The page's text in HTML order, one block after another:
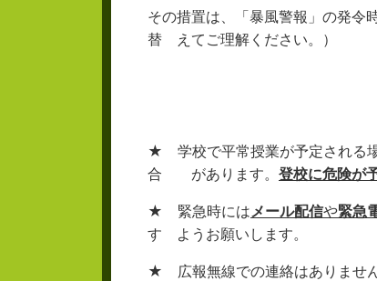
その措置は、「暴風警報」の発令
替 えてご理解ください。）
★ 学校で平常授業が予定される
合 があります。 登校に危険が
★ 緊急時にはメール配信や緊急
す ようお願いします。
★ 広報無線での連絡はありま